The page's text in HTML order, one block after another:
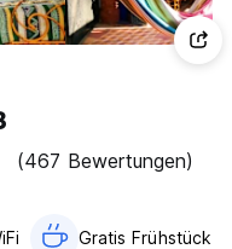
(467 Bewertungen)
Gratis Frühstück